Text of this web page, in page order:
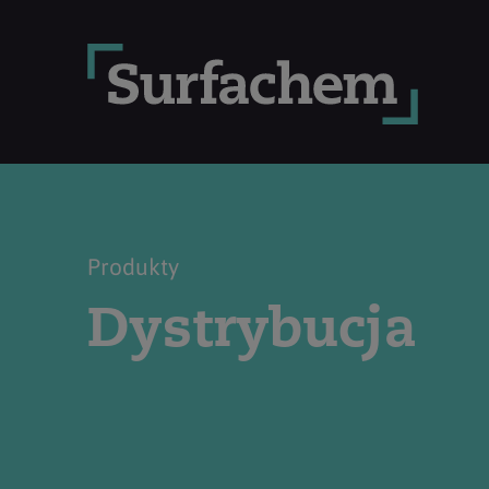
Produkty
Dystrybucja